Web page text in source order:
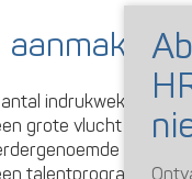
indrukwekkende
grote vlucht heeft